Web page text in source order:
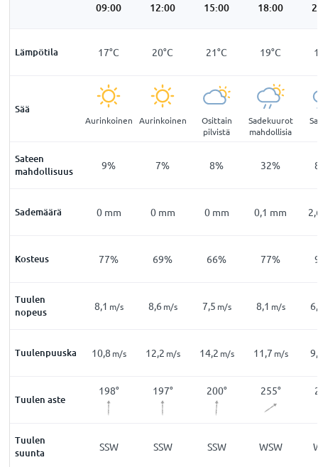
09:00 12:00 15:00 18:00
Lämpötila
17° 17°C 20°C 21°C 19°C
Sää
Aurinkoinen Aurinkoinen
Osittain
pilvistä
Sadekuurot
mahdollisia
Sateen
mahdollisuus
12 9% 7% 8% 32%
Sademäärä
0 mm 0 mm 0 mm 0 mm 0,1 mm
Kosteus
83 77% 69% 66% 77%
Tuulen
nopeus
8,6 8,1 m/s 8,6 m/s 7,5 m/s 8,1 m/s
Tuulenpuuska
m/s 12,2m/s 10,8 m/s 12,2 m/s 14,2 m/s 11,7 m/s
Tuulen aste
198° 197° 200° 255°
Tuulen
suunta
SSW SSW SSW WSW